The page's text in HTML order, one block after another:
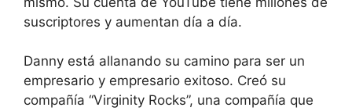
suscriptores y aumentan día a día.
Danny está allanando su camino para ser un
empresario y empresario exitoso. Creó su
compañía “Virginity Rocks”, una compañía que